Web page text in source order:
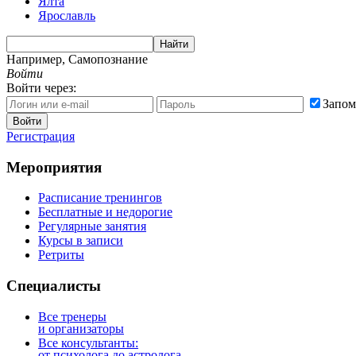
Ярославль
Найти
Например, Самопознание
Войти
Войти через:
Войти
Регистрация
Мероприятия
Расписание тренингов
Бесплатные и недорогие
Регулярные занятия
Курсы в записи
Ретриты
Специалисты
Все тренеры
и организаторы
Все консультанты: